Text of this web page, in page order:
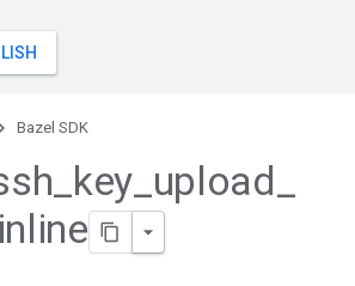
Bazel SDK
_key_upload_
inline